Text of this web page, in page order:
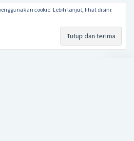
cookie. Lebih lanjut, lihat disini: